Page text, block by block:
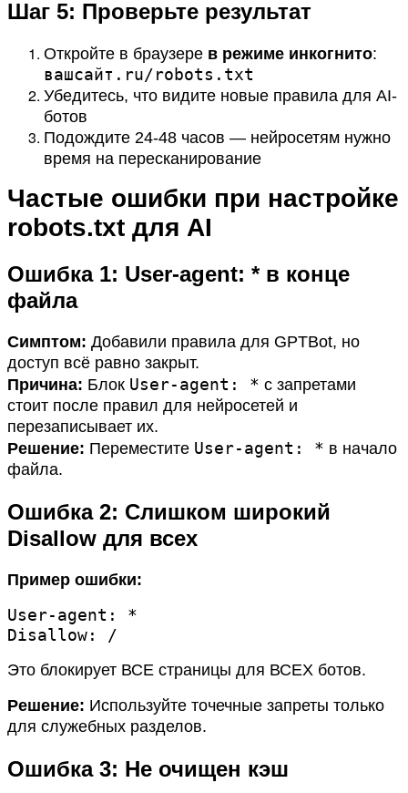
Шаг 5: Проверьте результат
Откройте в браузере в режиме инкогнито:
вашсайт.ru/robots.txt
Убедитесь, что видите новые правила для AI-
ботов
Подождите 24-48 часов — нейросетям нужно
время на пересканирование
Частые ошибки при настройке
robots.txt для AI
Ошибка 1: User-agent: * в конце
файла
Симптом: Добавили правила для GPTBot, но
доступ всё равно закрыт.
Причина: Блок User-agent: * с запретами
стоит после правил для нейросетей и
перезаписывает их.
Решение: Переместите User-agent: * в начало
файла.
Ошибка 2: Слишком широкий
Disallow для всех
Пример ошибки:
User-agent: *
Disallow: /
Это блокирует ВСЕ страницы для ВСЕХ ботов.
Решение: Используйте точечные запреты только
для служебных разделов.
Ошибка 3: Не очищен кэш